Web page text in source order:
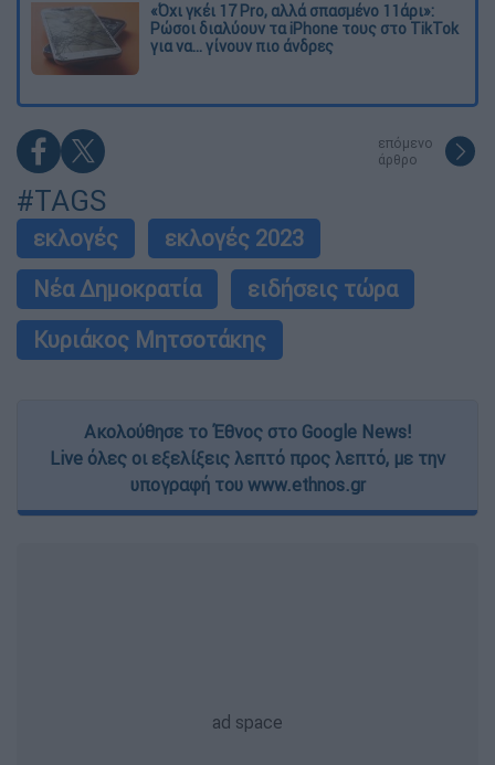
«Όχι γκέι 17 Pro, αλλά σπασμένο 11άρι»:
Ρώσοι διαλύουν τα iPhone τους στο TikTok
για να... γίνουν πιο άνδρες
επόμενο
άρθρο
#TAGS
εκλογές
εκλογές 2023
Νέα Δημοκρατία
ειδήσεις τώρα
Κυριάκος Μητσοτάκης
Ακολούθησε το Έθνος στο Google News!
Live όλες οι εξελίξεις λεπτό προς λεπτό, με την
υπογραφή του www.ethnos.gr